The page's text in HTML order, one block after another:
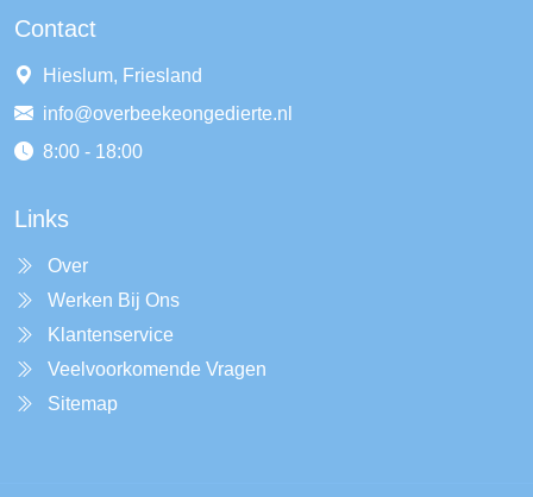
Contact
Hieslum, Friesland
info@overbeekeongedierte.nl
8:00 - 18:00
Links
Over
Werken Bij Ons
Klantenservice
Veelvoorkomende Vragen
Sitemap